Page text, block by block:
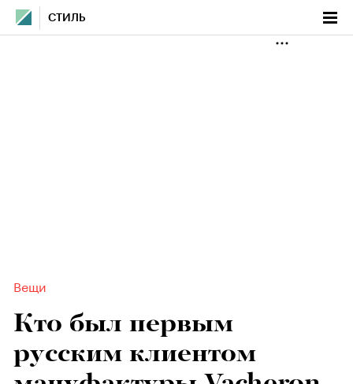
СТИЛЬ
Вещи
Кто был первым
русским клиентом